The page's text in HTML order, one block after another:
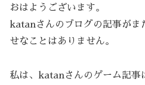
おはようございます。
katanさんのブログの記事がま
せなことはありません。
私は、katanさんのゲーム記事